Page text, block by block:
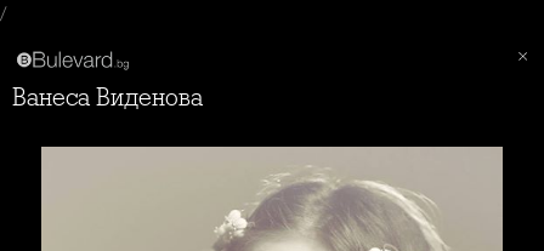
/
Ванеса Виденова